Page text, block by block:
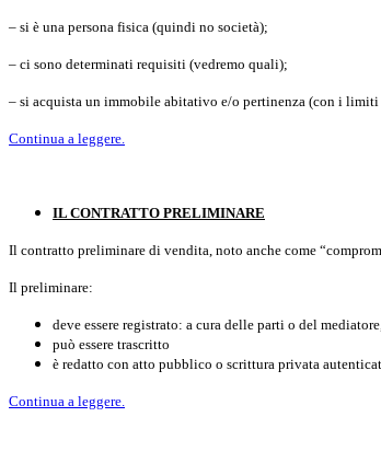
– si è una persona fisica (quindi no società);
– ci sono determinati requisiti (vedremo quali);
– si acquista un immobile abitativo e/o pertinenza (con i
Continua a leggere.
IL CONTRATTO PRELIMINARE
Il contratto preliminare di vendita, noto anche come
Il preliminare:
deve essere registrato: a cura delle parti o del
può essere trascritto
è redatto con atto pubblico o scrittura privata
Continua a leggere.